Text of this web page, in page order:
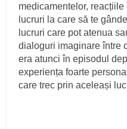
medicamentelor,
lucruri la care să te
lucruri care pot atenua
dialoguri imaginare între
era atunci în episodul
experiența foarte
care trec prin aceleași